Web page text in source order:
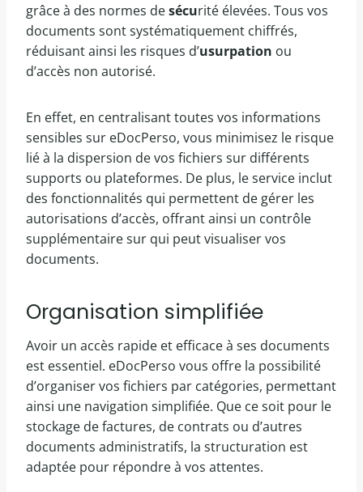
grâce à des normes desécurité élevées. Tous vos
documents sont systématiquement chiffrés,
réduisant ainsi les risques d’usurpation ou
d’accès non autorisé.
En effet, en centralisant toutes vos informations
sensibles sur eDocPerso, vous minimisez le risque
lié à la dispersion de vos fichiers sur différents
supports ou plateformes. De plus, le service inclut
des fonctionnalités qui permettent de gérer les
autorisations d’accès, offrant ainsi un contrôle
supplémentaire sur qui peut visualiser vos
documents.
Organisation simplifiée
Avoir un accès rapide et efficace à ses documents
est essentiel. eDocPerso vous offre la possibilité
d’organiser vos fichiers par catégories, permettant
ainsi une navigation simplifiée. Que ce soit pour le
stockage de factures, de contrats ou d’autres
documents administratifs, la structuration est
adaptée pour répondre à vos attentes.